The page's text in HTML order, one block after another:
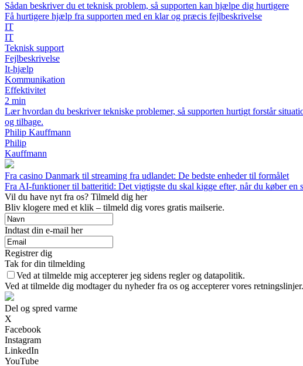
Sådan beskriver du et teknisk problem, så supporten kan hjælpe dig hurtigere
Få hurtigere hjælp fra supporten med en klar og præcis fejlbeskrivelse
IT
IT
Teknisk support
Fejlbeskrivelse
It-hjælp
Kommunikation
Effektivitet
2 min
Lær hvordan du beskriver tekniske problemer, så supporten hurtigt forstår
og tilbage.
Philip Kauffmann
Philip
Kauffmann
Fra casino Danmark til streaming fra udlandet: De bedste enheder til formålet
Fra AI-funktioner til batteritid: Det vigtigste du skal kigge efter, når du køber en
Vil du have nyt fra os? Tilmeld dig her
Bliv klogere med et klik – tilmeld dig vores gratis mailserie.
Indtast din e-mail her
Registrer dig
Tak for din tilmelding
Ved at tilmelde mig accepterer jeg sidens regler og datapolitik.
Ved at tilmelde dig modtager du nyheder fra os og accepterer vores
Del og spred varme
X
Facebook
Instagram
LinkedIn
YouTube